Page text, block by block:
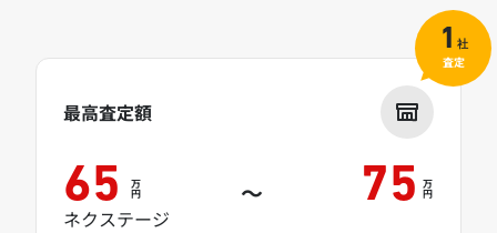
最高査定額
65 万
円 ～ 75 万
円
ネクステージ
1 社
査定